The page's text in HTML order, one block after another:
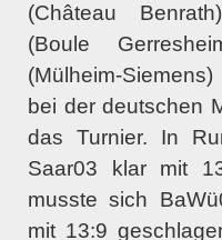
(Château
(Boule
(Mülheim-
bei der deutschen
das Turnier. In
Saar03 klar mit
musste sich
mit 13:9